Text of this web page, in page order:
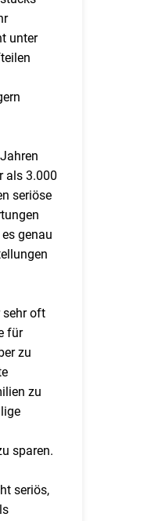
unter
als 3.000
seriöse
genau
sehr oft
für
zu
zu
sparen.
seriös,